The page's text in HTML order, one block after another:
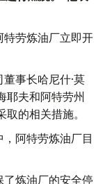
劳炼油厂立即开
事长哈尼什·莫
耶夫和阿特劳州
的相关措施。
阿特劳炼油厂目
炼油厂的安全停